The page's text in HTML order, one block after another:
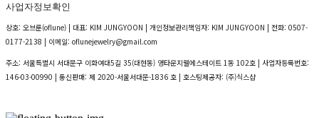
사업자정보확인
상호: 오브룬(oflune) | 대표: KIM JUNGYOON | 개인정보관리책임자: KIM JUNGYOON | 전화: 0507-
0177-2138 | 이메일: oflunejewelry@gmail.com
주소: 서울특별시 서대문구 이화여대5길 35(대현동) 영타운지웰에스테이트 1동 102호 | 사업자등록번호:
146-03-00990 | 통신판매: 제 2020-서울서대문-1836 호 | 호스팅제공자: (주)식스샵